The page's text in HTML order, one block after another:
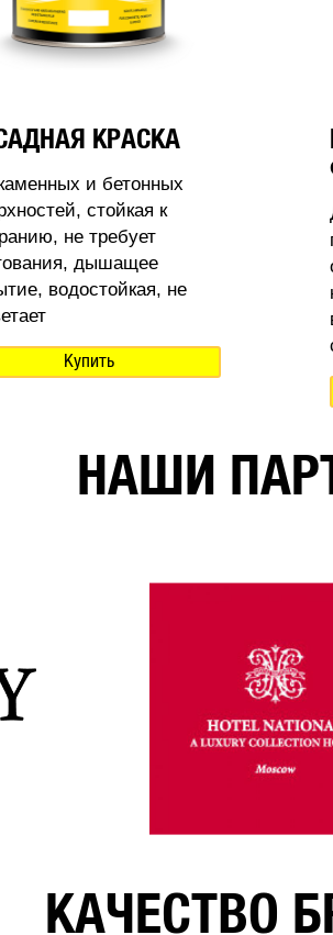
КРАСКА
и бетонных
стойкая к
не требует
дышащее
водостойкая, не
Купить
НАШИ
КАЧЕСТВО